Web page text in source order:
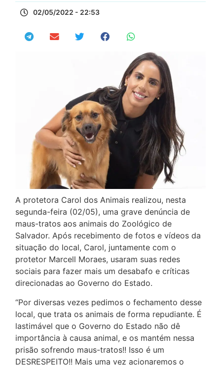
02/05/2022 - 22:53
A protetora Carol dos Animais realizou, nesta
segunda-feira (02/05), uma grave denúncia de
maus-tratos aos animais do Zoológico de
Salvador. Após recebimento de fotos e vídeos da
situação do local, Carol, juntamente com o
protetor Marcell Moraes, usaram suas redes
sociais para fazer mais um desabafo e críticas
direcionadas ao Governo do Estado.
“Por diversas vezes pedimos o fechamento desse
local, que trata os animais de forma repudiante. É
lastimável que o Governo do Estado não dê
importância à causa animal, e os mantém nessa
prisão sofrendo maus-tratos!! Isso é um
DESRESPEITO!! Mais uma vez acionaremos o